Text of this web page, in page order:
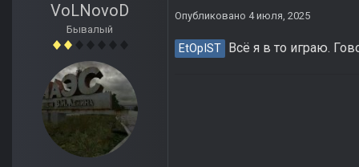
VoLNovoD
Бывалый
Опубликовано 4 июля, 2025
EtOpIST Всё я в то играю.